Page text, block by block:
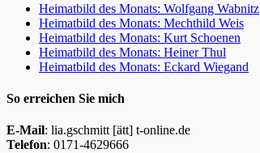
Heimatbild des Monats: Wolfgang Wabnitz
Heimatbild des Monats: Mechthild Weis
Heimatbild des Monats: Kurt Schoenen
Heimatbild des Monats: Heiner Thul
Heimatbild des Monats: Eckard Wiegand
So erreichen Sie mich
E-Mail: lia.gschmitt [ätt] t-online.de
Telefon: 0171-4629666